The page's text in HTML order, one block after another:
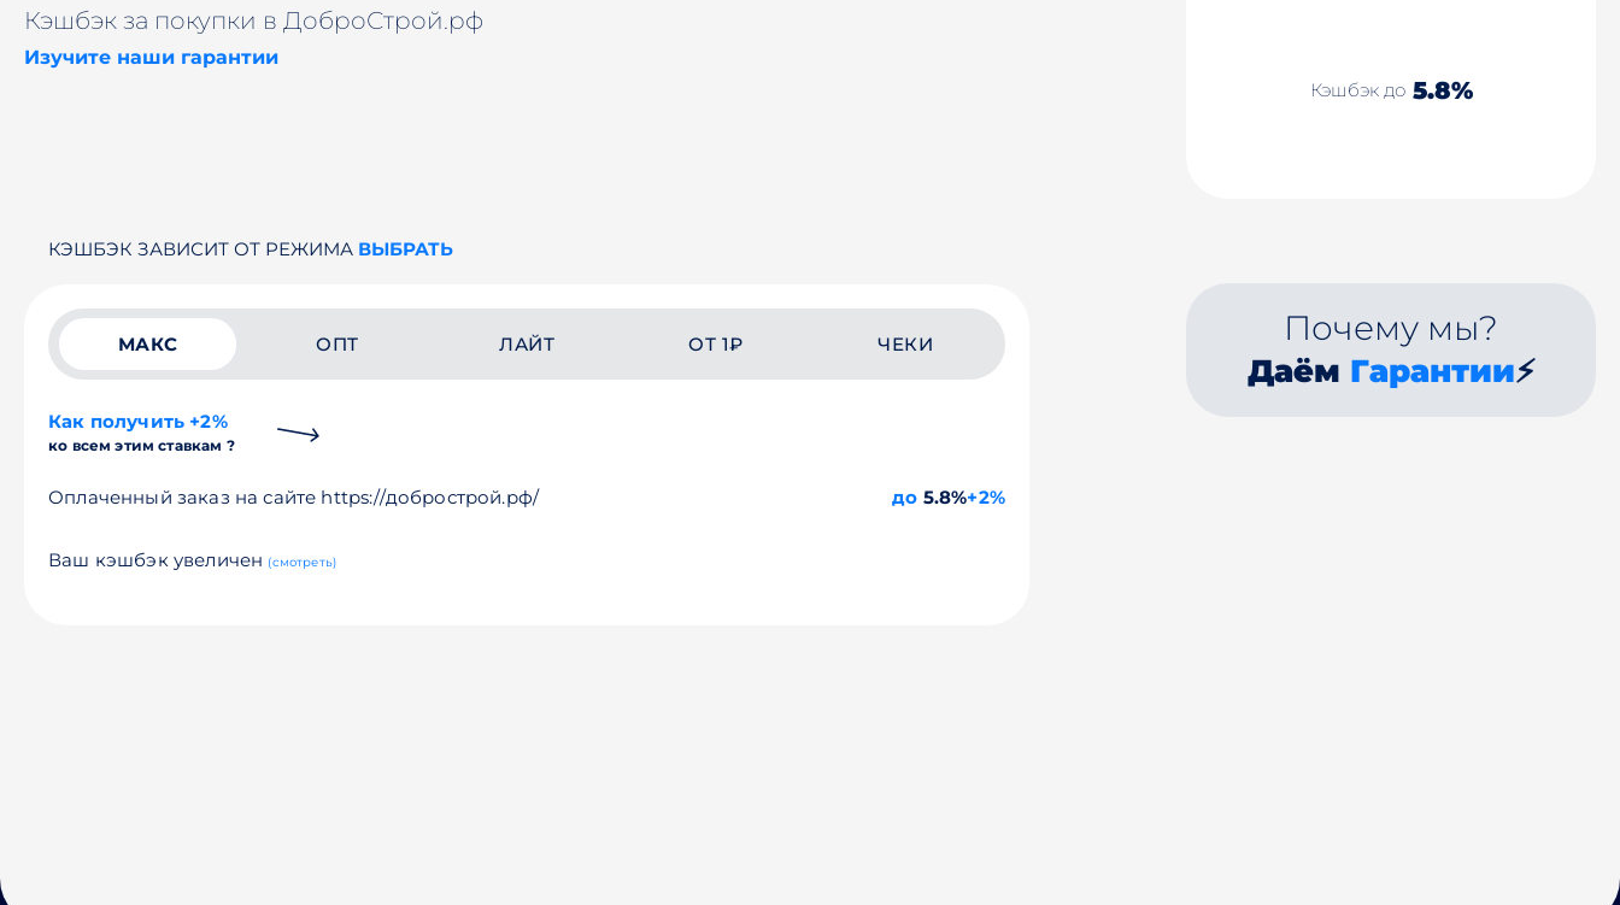
Кэшбэк за покупки в ДоброСтрой.рф
Изучите наши гарантии
Кэшбэк до 5.8%
КЭШБЭК ЗАВИСИТ ОТ РЕЖИМА ВЫБРАТЬ
МАКС ОПТ ЛАЙТ ОТ 1₽ ЧЕКИ
Как получить +2%
ко всем этим ставкам ?
Оплаченный заказ на сайте https://добрострой.рф/ до 5.8%+2%
Ваш кэшбэк увеличен (смотреть)
Почему мы?
Даём Гарантии⚡